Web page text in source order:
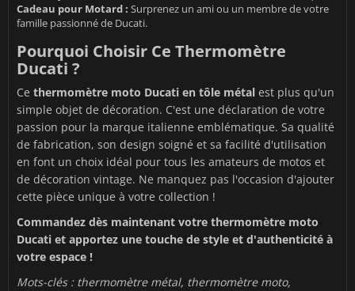
Cadeau pour Motard : Surprenez un ami ou un membre de votre
famille passionné de Ducati.
Pourquoi Choisir Ce Thermomètre
Ducati ?
Ce thermomètre moto Ducati en tôle métal est plus qu'un
simple objet de décoration. C'est une déclaration de votre
passion pour la marque italienne emblématique. Sa qualité
de fabrication, son design soigné et sa facilité d'utilisation
en font un choix idéal pour tous les amateurs de motos et
de décoration vintage. Ne manquez pas l'occasion d'ajouter
cette pièce unique à votre collection !
Commandez dès maintenant votre thermomètre moto
Ducati et apportez une touche de style et d'authenticité à
votre espace !
Mots-clés : thermomètre métal, thermomètre moto,